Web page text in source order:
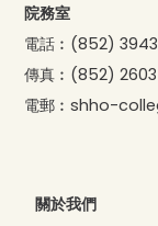
院務室
電話︰ (852) 3943
傳真︰ (852)
電郵︰shho-
關於我們